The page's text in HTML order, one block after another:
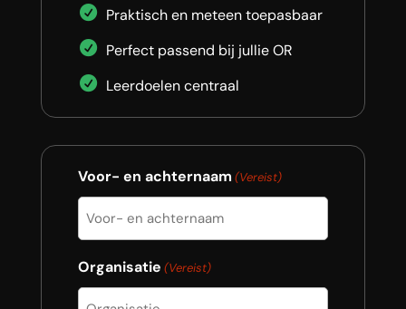
Praktisch en meteen toepasbaar
Perfect passend bij jullie OR
Leerdoelen centraal
Voor- en achternaam (Vereist)
Organisatie (Vereist)